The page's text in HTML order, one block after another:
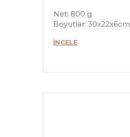
Net: 800 g
Boyutlar: 30x22x6cm
İNCELE